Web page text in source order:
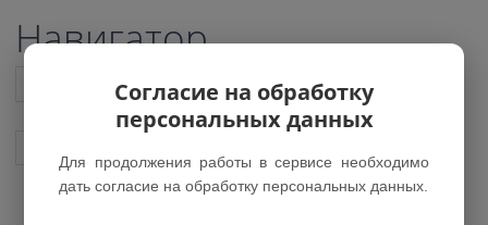
Навигатор
Список всех программ
Согласие на обработку
персональных данных
Для продолжения работы в сервисе необходимо
дать согласие на обработку персональных данных.